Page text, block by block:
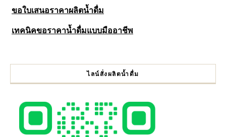
ขอใบเสนอราคาผลิตน้ำดื่ม
เทคนิคขอราคาน้ำดื่มแบบมืออาชีพ
ไลน์สั่งผลิตน้ำดื่ม